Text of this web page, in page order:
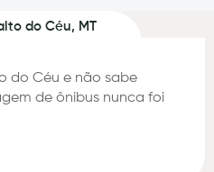
do Céu, MT
do Céu e não sabe
de ônibus nunca foi